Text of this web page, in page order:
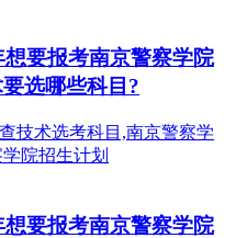
要报考南京警察学院
选哪些科目?
要报考南京警察学院